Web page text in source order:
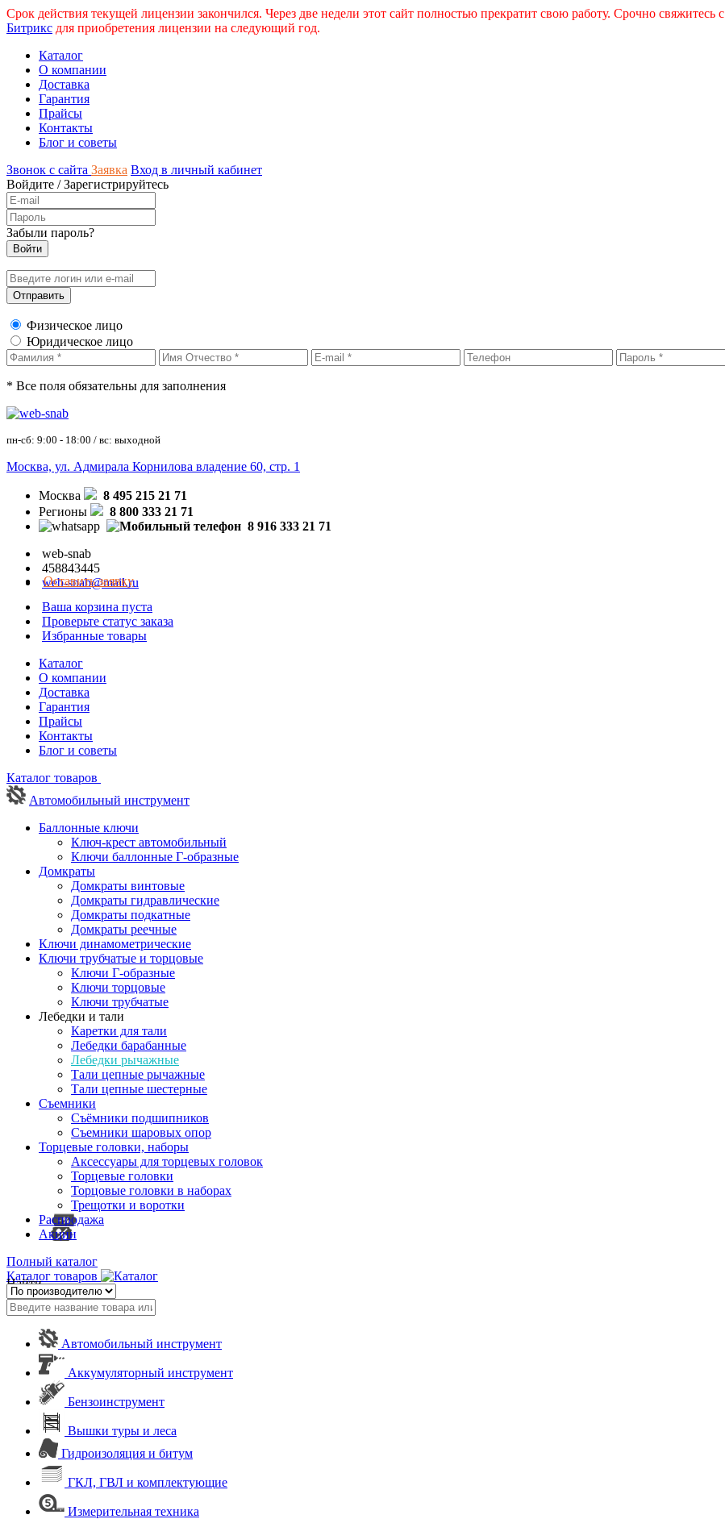
Срок действия текущей лицензии закончился. Через две недели этот сайт полностью прекратит свою работу. Срочно свяжитесь с
Битрикс для приобретения лицензии на следующий год.
Каталог
О компании
Доставка
Гарантия
Прайсы
Контакты
Блог и советы
Звонок с сайта Заявка Вход в личный кабинет
Войдите /Зарегистрируйтесь
Забыли пароль?
Физическое лицо
Юридическое лицо
* Все поля обязательны для заполнения
пн-сб: 9:00 - 18:00 / вс: выходной
Москва, ул. Адмирала Корнилова владение 60, стр. 1
Москва
8 495 215 21 71
Регионы
8 800 333 21 71
8 916 333 21 71
web-snab
458843445
web-snab@mail.ru
Оставить заявку
Ваша корзина пуста
Проверьте статус заказа
Избранные товары
Каталог
О компании
Доставка
Гарантия
Прайсы
Контакты
Блог и советы
Каталог товаров
Автомобильный инструмент
Баллонные ключи
Ключ-крест автомобильный
Ключи баллонные Г-образные
Домкраты
Домкраты винтовые
Домкраты гидравлические
Домкраты подкатные
Домкраты реечные
Ключи динамометрические
Ключи трубчатые и торцовые
Ключи Г-образные
Ключи торцовые
Ключи трубчатые
Лебедки и тали
Каретки для тали
Лебедки барабанные
Лебедки рычажные
Тали цепные рычажные
Тали цепные шестерные
Съемники
Съёмники подшипников
Съемники шаровых опор
Торцевые головки, наборы
Аксессуары для торцевых головок
Торцевые головки
Торцовые головки в наборах
Трещотки и воротки
Распродажа
Акции
Полный каталог
Каталог товаров
Найти
Автомобильный инструмент
Аккумуляторный инструмент
Бензоинструмент
Вышки туры и леса
Гидроизоляция и битум
ГКЛ, ГВЛ и комплектующие
Измерительная техника